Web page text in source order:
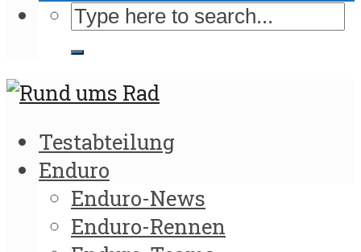
Testabteilung
Enduro
Enduro-News
Enduro-Rennen